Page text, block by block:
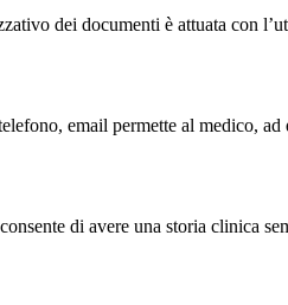
dei documenti è attuata con
email permette al medico,
di avere una storia clinica